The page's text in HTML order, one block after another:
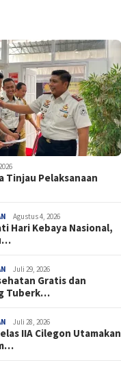
Tinjau Pelaksanaan
Agustus 4, 2026
Hari Kebaya Nasional,
Juli 29, 2026
Gratis dan
Tuberk…
Juli 28, 2026
IIA Cilegon Utamakan